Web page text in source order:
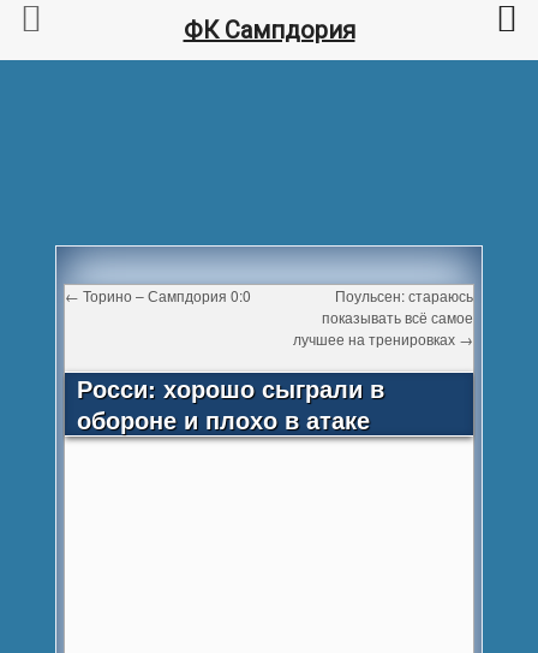
← Торино – Сампдория 0:0
Поульсен: стараюсь
показывать всё самое
лучшее на тренировках →
Росси: хорошо сыграли в
обороне и плохо в атаке
ФК Сампдория